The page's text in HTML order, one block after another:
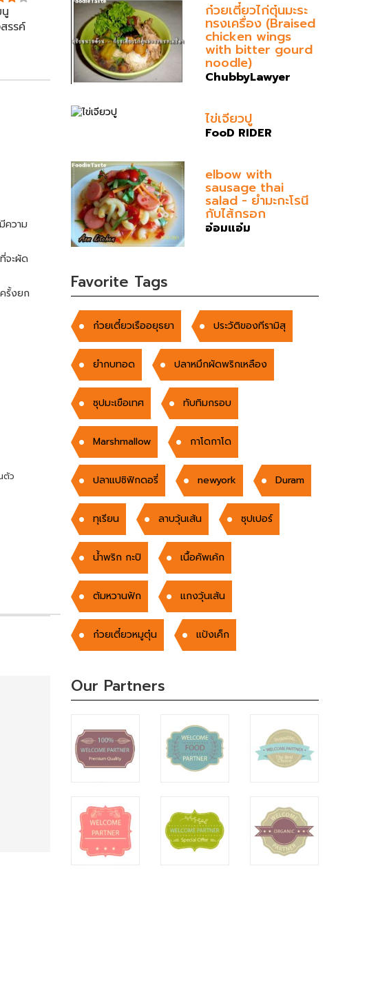
นู
รรค์
ความ
จะผัด
รั้งยก
ตัว
ก๋วยเตี๋ยวไก่ตุ๋นมะระ
ทรงเครื่อง (Braised
chicken wings
with bitter gourd
noodle)
ChubbyLawyer
ไข่เจียวปู
FooD RIDER
elbow with
sausage thai
salad - ยำมะกะโรนี
กับไส้กรอก
อ๋อมแอ๋ม
Favorite Tags
ก๋วยเตี๋ยวเรืออยุธยา ประวัติของทีรามิสุ
ยำกบทอด ปลาหมึกผัดพริกเหลือง
ซุปมะเขือเทศ ทับทิมกรอบ
Marshmallow กาโดกาโด
ปลาแปซิฟิกดอรี่ newyork Duram
ทุเรียน ลาบวุ้นเส้น ซุปเปอร์
น้ำพริก กะปิ เนื้อคัพเค้ก
ต้มหวานฟัก แกงวุ้นเส้น
ก๋วยเตี๋ยวหมูตุ๋น แป้งเค็ก
Our Partners